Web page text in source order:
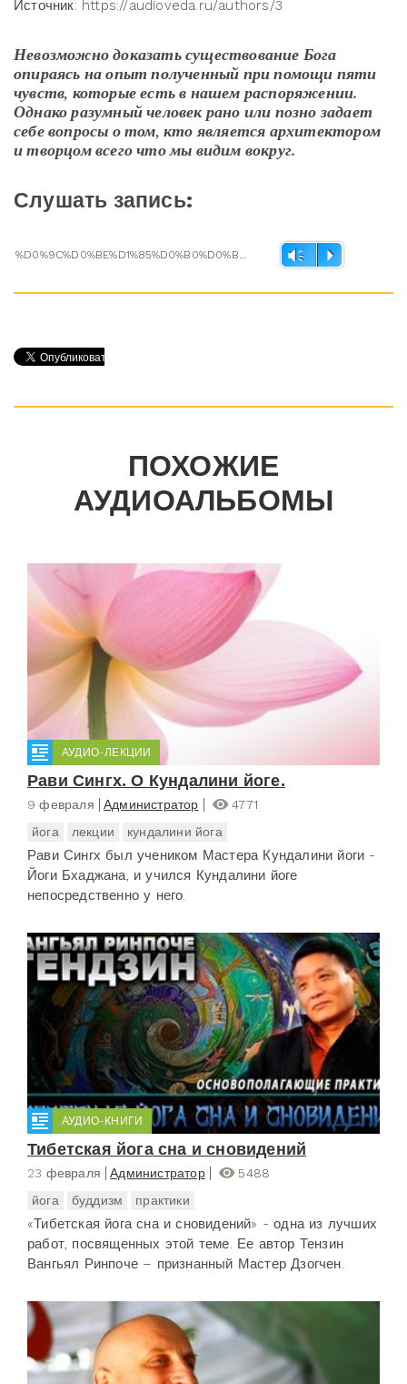
Источник: https://audioveda.ru/authors/3
Невозможно доказать существование Бога
опираясь на опыт полученный при помощи пяти
чувств, которые есть в нашем распоряжении.
Однако разумный человек рано или позно задает
себе вопросы о том, кто является архитектором
и творцом всего что мы видим вокруг.
Слушать запись:
%D0%9C%D0%BE%D1%85%D0%B0%D0%BD%D0%B4%D0%B0%D1%81 %D0%93%D0%B0%D0%BD%D0%B4%D0%B8 - %D0%97%D0%B0%D0%BF%D0%B8%D1%81%D0%B8 %D0%BF%D1%83%D0%B1%D0%BB%D0%B8%D1%87%D0%BD%D1%8B%D1%85 %D0%B2%D1%8B%D1%81%D1%82%D1%83%D0%BF%D0%BB%D0%B5%D0%BD%D0%B8%D0%B9 - 1 - %D0%9F%D0%BE%D1%87%D0%B5%D0%BC%D1%83 %D1%8F %D0%B2%D0%B5%D1%80%D1%8E %D0%B2 %D0%91%D0%BE%D0%B3%D0%B0 ID3828.mp3 Vm P
ПОХОЖИЕ
АУДИОАЛЬБОМЫ
АУДИО-ЛЕКЦИИ
Рави Сингх. О Кундалини йоге.
9 февраля Администратор
4771
йога
лекции кундалини йога
Рави Сингх был учеником Мастера Кундалини йоги -
Йоги Бхаджана, и учился Кундалини йоге
непосредственно у него.
АУДИО-КНИГИ
Тибетская йога сна и сновидений
23 февраля Администратор
5488
йога
буддизм практики
«Тибетская йога сна и сновидений» - одна из лучших
работ, посвященных этой теме. Ее автор Тензин
Вангьял Ринпоче – признанный Мастер Дзогчен.